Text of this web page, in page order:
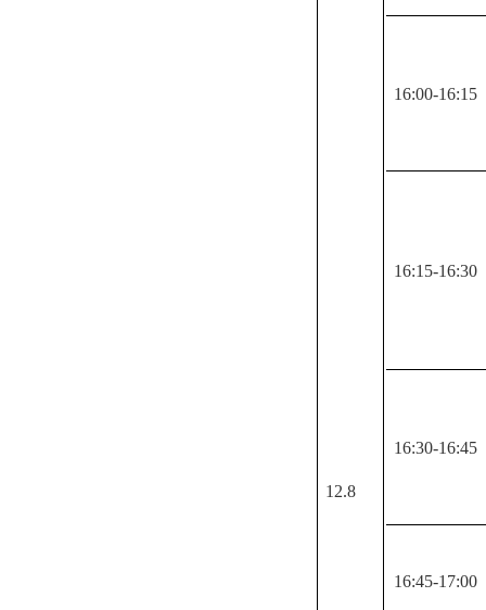
12.8
16:00-16:15
16:15-16:30
16:30-16:45
16:45-17:00